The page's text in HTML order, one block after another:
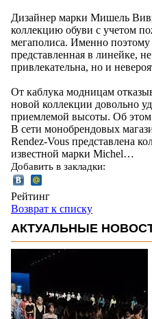
Дизайнер марки Мишель
коллекцию обуви с учетом
мегаполиса. Именно поэтому
представленная в линейке,
привлекательна, но и
От каблука модницам
новой коллекции довольно
приемлемой высоты. Об
В сети монобрендовых
Rendez-Vous представлена
известной марки Michel…
Добавить в закладки:
Рейтинг
Возврат к списку
АКТУАЛЬНЫЕ